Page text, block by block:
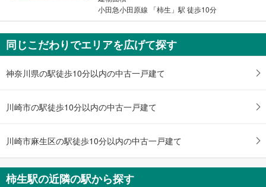
小田急小田原線 「柿生」駅 徒歩10分
同じこだわりでエリアを広げて探す
神奈川県の駅徒歩10分以内の中古一戸建て
川崎市の駅徒歩10分以内の中古一戸建て
川崎市麻生区の駅徒歩10分以内の中古一戸建て
柿生駅の近隣の駅から探す